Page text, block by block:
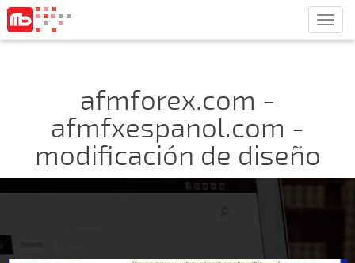
afmforex.com -
afmfxespanol.com -
modificación de diseño